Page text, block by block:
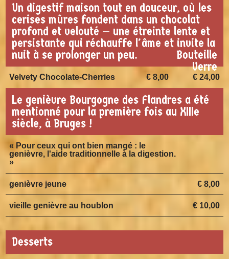
Un digestif maison tout en douceur, où les
cerises mûres fondent dans un chocolat
profond et velouté — une étreinte lente et
persistante qui réchauffe l'âme et invite la
nuit à se prolonger un peu.
Bouteille
Verre
€ 24,00
€ 8,00
Velvety Chocolate-Cherries
Le genièvre Bourgogne des Flandres a été
mentionné pour la première fois au XIIIe
siècle, à Bruges !
« Pour ceux qui ont bien mangé : le
genièvre, l'aide traditionnelle à la digestion.
»
€ 8,00
genièvre jeune
€ 10,00
vieille genièvre au houblon
Desserts